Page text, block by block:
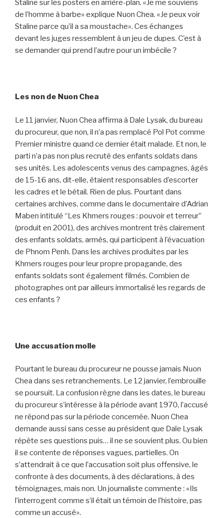
Staline sur les posters en arrière-plan. «Je me souviens
de l’homme à barbe» explique Nuon Chea. «Je peux voir
Staline parce qu’il a sa moustache». Ces échanges
devant les juges ressemblent à un jeu de dupes. C’est à
se demander qui prend l’autre pour un imbécile ?
Les non de Nuon Chea
Le 11 janvier, Nuon Chea affirma à Dale Lysak, du bureau
du procureur, que non, il n’a pas remplacé Pol Pot comme
Premier ministre quand ce dernier était malade. Et non, le
parti n’a pas non plus recruté des enfants soldats dans
ses unités. Les adolescents venus des campagnes, âgés
de 15-16 ans, dit-elle, étaient responsables d’escorter
les cadres et le bétail. Rien de plus. Pourtant dans
certaines archives, comme dans le documentaire d’Adrian
Maben intitulé “Les Khmers rouges : pouvoir et terreur”
(produit en 2001), des archives montrent très clairement
des enfants soldats, armés, qui participent à l’évacuation
de Phnom Penh. Dans les archives produites par les
Khmers rouges pour leur propre propagande, des
enfants soldats sont également filmés. Combien de
photographes ont par ailleurs immortalisé les regards de
ces enfants ?
Une accusation molle
Pourtant le bureau du procureur ne pousse jamais Nuon
Chea dans ses retranchements. Le 12 janvier, l’embrouille
se poursuit. La confusion règne dans les dates, le bureau
du procureur s’intéresse à la période avant 1970, l’accusé
ne répond pas sur la période concernée. Nuon Chea
demande aussi sans cesse au président que Dale Lysak
répète ses questions puis… il ne se souvient plus. Ou bien
il se contente de réponses vagues, partielles. On
s’attendrait à ce que l’accusation soit plus offensive, le
confronte à des documents, à des déclarations, à des
témoignages, mais non. Un journaliste commente : «Ils
l’interrogent comme s’il était un témoin de l’histoire, pas
comme un accusé».